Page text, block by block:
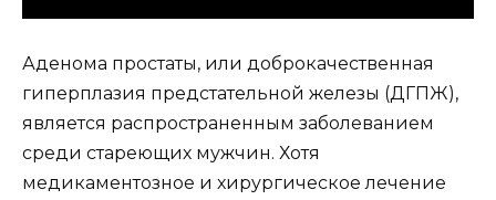
Аденома простаты, или доброкачественная
гиперплазия предстательной железы (ДГПЖ),
является распространенным заболеванием
среди стареющих мужчин. Хотя
медикаментозное и хирургическое лечение